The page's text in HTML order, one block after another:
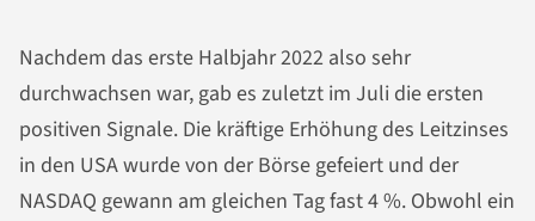
Nachdem das erste Halbjahr 2022 also sehr
durchwachsen war, gab es zuletzt im Juli die ersten
positiven Signale. Die kräftige Erhöhung des Leitzinses
in den USA wurde von der Börse gefeiert und der
NASDAQ gewann am gleichen Tag fast 4 %. Obwohl ein